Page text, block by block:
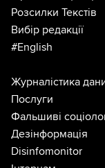
Розсилки Текстів
Вибір редакції
#English
Журналістика
Послуги
Фальшиві
Дезінформація
Disinfomonitor